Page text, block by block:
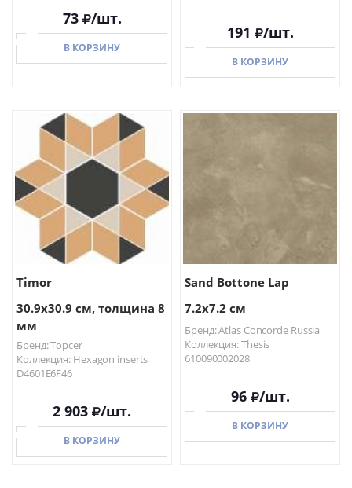
73 /шт.
В КОРЗИНУ
191 /шт.
В КОРЗИНУ
Timor
30.9x30.9 см, толщина 8
мм
Бренд: Topcer
Коллекция: Hexagon inserts
D4601E6F46
2 903 /шт.
В КОРЗИНУ
Sand Bottone Lap
7.2x7.2 см
Бренд: Atlas Concorde Russia
Коллекция: Thesis
610090002028
96 /шт.
В КОРЗИНУ